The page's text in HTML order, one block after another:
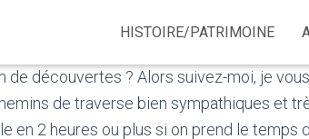
HISTOIRE/PATRIMOINE
de découvertes ? Alors suivez-moi, je
de traverse bien sympathiques et
en 2 heures ou plus si on prend le temps